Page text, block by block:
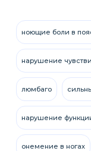
ноющие боли в
нарушение
люмбаго
нарушение
онемение в ногах